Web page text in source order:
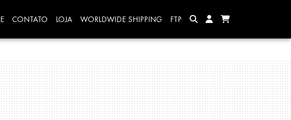
CONTATO LOJA WORLDWIDE SHIPPING FTP